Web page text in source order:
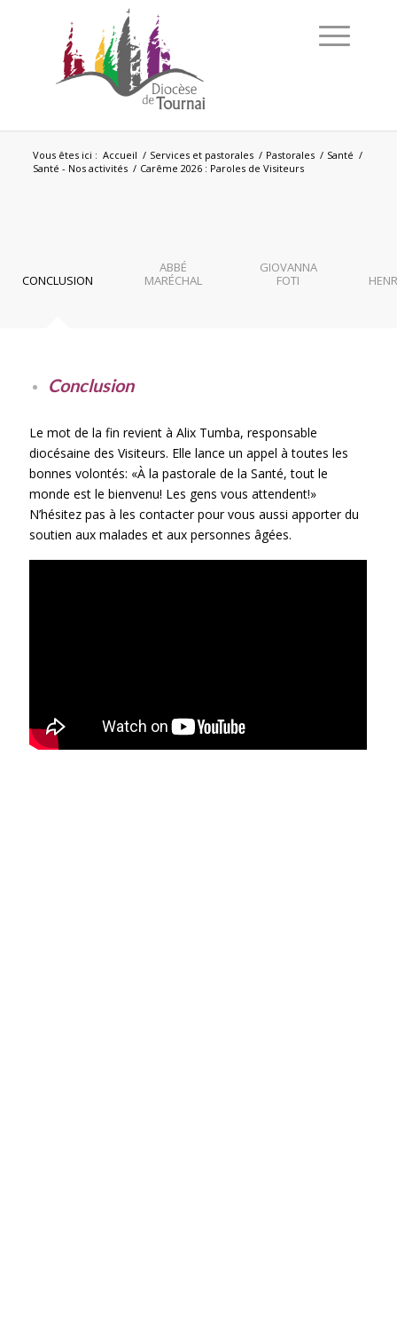
Vous êtes ici : Accueil / Services et pastorales / Pastorales / Santé /
Santé - Nos activités / Carême 2026 : Paroles de Visiteurs
CONCLUSION
ABBÉ
MARÉCHAL
GIOVANNA
FOTI
Conclusion
Le mot de la fin revient à Alix Tumba, responsable
diocésaine des Visiteurs. Elle lance un appel à toutes les
bonnes volontés: «À la pastorale de la Santé, tout le
monde est le bienvenu! Les gens vous attendent!»
N’hésitez pas à les contacter pour vous aussi apporter du
soutien aux malades et aux personnes âgées.